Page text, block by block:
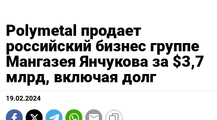
Polymetal продает
российский бизнес группе
Мангазея Янчукова за $3,7
млрд, включая долг
19.02.2024